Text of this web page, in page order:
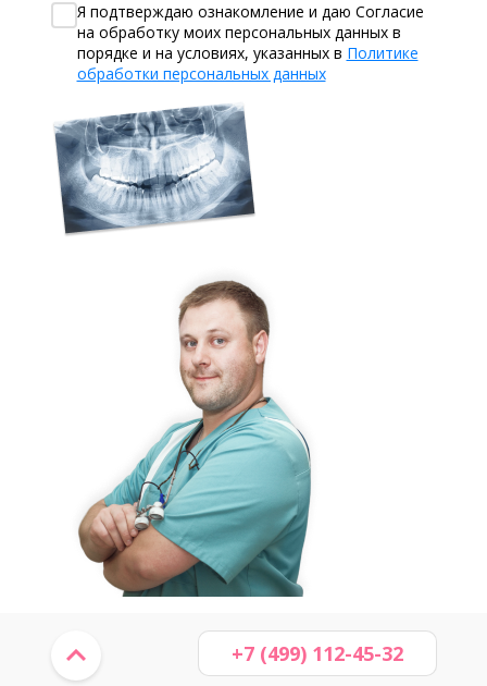
Я подтверждаю ознакомление и даю Согласие
на обработку моих персональных данных в
порядке и на условиях, указанных в Политике
обработки персональных данных
+7 (499) 112-45-32